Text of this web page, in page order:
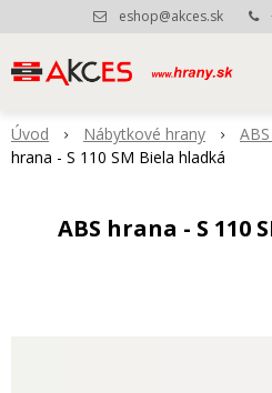
eshop@akces.sk
Úvod Nábytkové hrany
hrana - S 110 SM Biela hladká
ABS hrana - S 110